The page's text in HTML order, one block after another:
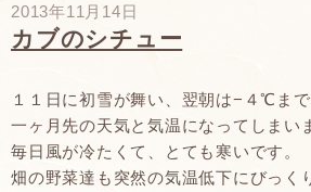
2013年11月14日
カブのシチュー
１１日に初雪が舞い、翌朝は−４℃まで
一ヶ月先の天気と気温になってしまい
毎日風が冷たくて、とても寒いです。
畑の野菜達も突然の気温低下にびっく